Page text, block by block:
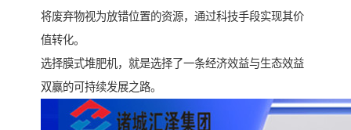
将废弃物视为放错位置的资源，通过科技手段实现其价
值转化。
选择膜式堆肥机，就是选择了一条经济效益与生态效益
双赢的可持续发展之路。